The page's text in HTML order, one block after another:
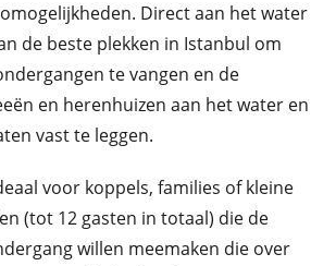
Direct aan het water
de beste plekken in Istanbul om
te vangen en de
en herenhuizen aan het water en
vast te leggen.
voor koppels, families of kleine
(tot 12 gasten in totaal) die de
willen meemaken die over